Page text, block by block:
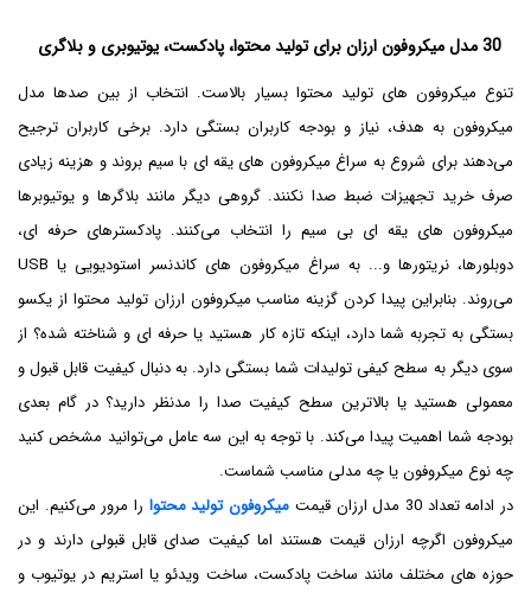
30 مدل میکروفون ارزان برای تولید محتوا، پادکست، یوتیوبری و بلاگری
تنوع میکروفون های تولید محتوا بسیار بالاست. انتخاب از بین صدها مدل
میکروفون به هدف، نیاز و بودجه کاربران بستگی دارد. برخی کاربران ترجیح
می‌دهند برای شروع به سراغ میکروفون های یقه ای با سیم بروند و هزینه زیادی
صرف خرید تجهیزات ضبط صدا نکنند. گروهی دیگر مانند بلاگرها و یوتیوبرها
میکروفون های یقه ای بی سیم را انتخاب می‌کنند. پادکسترهای حرفه ای،
دوبلورها، نریتورها و... به سراغ میکروفون های کاندنسر استودیویی یا USB
می‌روند. بنابراین پیدا کردن گزینه مناسب میکروفون ارزان تولید محتوا از یکسو
بستگی به تجربه شما دارد، اینکه تازه کار هستید یا حرفه ای و شناخته شده؟ از
سوی دیگر به سطح کیفی تولیدات شما بستگی دارد. به دنبال کیفیت قابل قبول و
معمولی هستید یا بالاترین سطح کیفیت صدا را مدنظر دارید؟ در گام بعدی
بودجه شما اهمیت پیدا می‌کند. با توجه به این سه عامل می‌توانید مشخص کنید
چه نوع میکروفون یا چه مدلی مناسب شماست.
در ادامه تعداد 30 مدل ارزان قیمت
میکروفون تولید محتوا را مرور می‌کنیم. این
میکروفون اگرچه ارزان قیمت هستند اما کیفیت صدای قابل قبولی دارند و در
حوزه های مختلف مانند ساخت پادکست، ساخت ویدئو یا استریم در یوتیوب و